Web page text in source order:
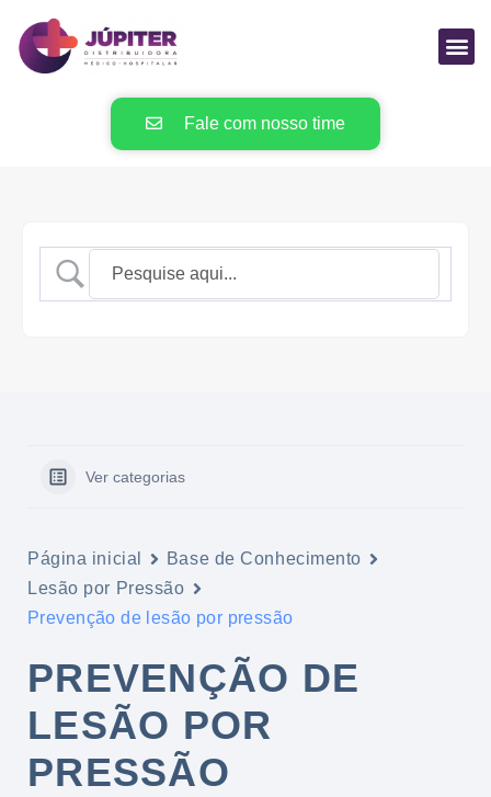
Fale com nosso time
Ver categorias
Página inicial
Base de Conhecimento
Lesão por Pressão
Prevenção de lesão por pressão
PREVENÇÃO DE
LESÃO POR
PRESSÃO